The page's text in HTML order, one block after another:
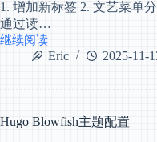
1. 增加新标签 2. 文艺菜单
通过读…
继续阅读
Hexo
题
Eric 2025-11-
Hugo Blowfish主题配置